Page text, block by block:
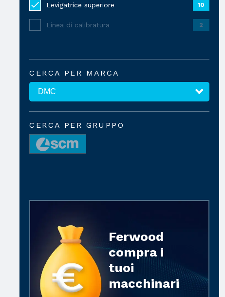
Levigatrice superiore 10
Linea di calibratura 2
CERCA PER MARCA
CERCA PER GRUPPO
Ferwood
compra i
tuoi
macchinari